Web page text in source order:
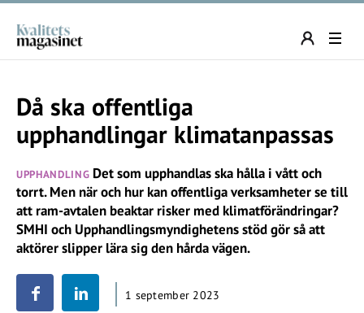
Då ska offentliga
upphandlingar klimatanpassas
UPPHANDLING Det som upphandlas ska hålla i vått och
torrt. Men när och hur kan offentliga verksamheter se till
att ram-avtalen beaktar risker med klimatförändringar?
SMHI och Upphandlingsmyndighetens stöd gör så att
aktörer slipper lära sig den hårda vägen.
1 september 2023